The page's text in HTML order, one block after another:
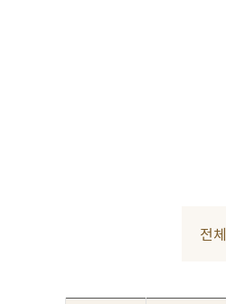
전체